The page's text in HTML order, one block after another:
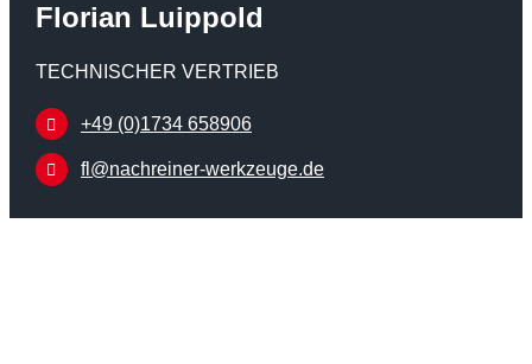
Florian Luippold
TECHNISCHER VERTRIEB
+49 (0)1734 658906
fl@nachreiner-werkzeuge.de